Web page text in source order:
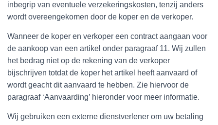
inbegrip van eventuele verzekeringskosten, tenzij anders
wordt overeengekomen door de koper en de verkoper.
Wanneer de koper en verkoper een contract aangaan voor
de aankoop van een artikel onder paragraaf 11. Wij zullen
het bedrag niet op de rekening van de verkoper
bijschrijven totdat de koper het artikel heeft aanvaard of
wordt geacht dit aanvaard te hebben. Zie hiervoor de
paragraaf ‘Aanvaarding’ hieronder voor meer informatie.
Wij gebruiken een externe dienstverlener om uw betaling